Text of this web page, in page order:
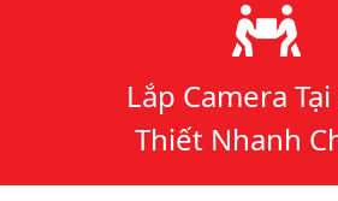
Lý do chọn
Lắp Camera
Thiết Nhanh